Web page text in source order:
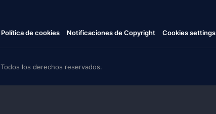
Política de cookies Notificaciones de Copyright Cookies settings
los derechos reservados.